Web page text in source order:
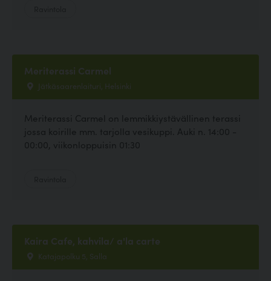
Meriterassi Carmel
Jätkäsaarenlaituri, Helsinki
Meriterassi Carmel on lemmikkiystävällinen terassi
jossa koirille mm. tarjolla vesikuppi. Auki n. 14:00 -
00:00, viikonloppuisin 01:30
Kaira Cafe, kahvila/ a'la carte
Katajapolku 5, Salla